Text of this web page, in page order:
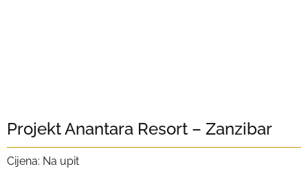
Projekt Anantara Resort – Zanzibar
Cijena: Na upit